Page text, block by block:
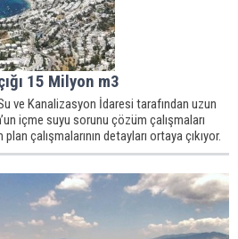
15 Milyon m3
ve Kanalizasyon İdaresi tarafından uzun
içme suyu sorunu çözüm çalışmaları
çalışmalarının detayları ortaya çıkıyor.